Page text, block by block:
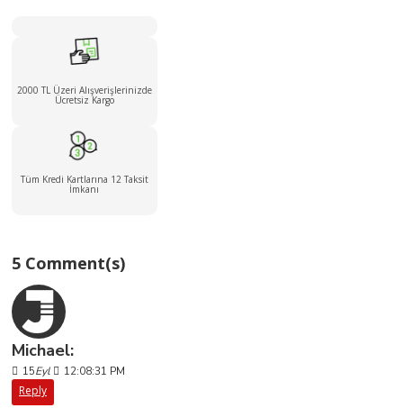
2000 TL Üzeri Alışverişlerinizde
Ücretsiz Kargo
Tüm Kredi Kartlarına 12 Taksit
İmkanı
5 Comment(s)
Michael:
15Eyl 12:08:31 PM
Reply